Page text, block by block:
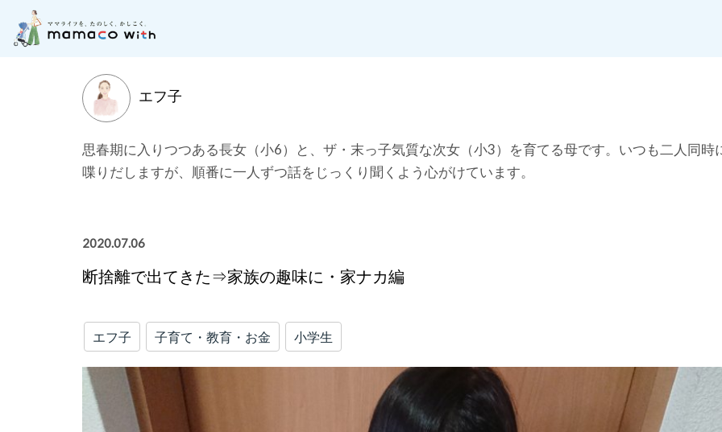
月齢別に記事を探す
エフ子
思春期に入りつつある長女（小6）と、ザ・末っ子気質な次女（小3）を育てる母です。いつも二人同時
喋りだしますが、順番に一人ずつ話をじっくり聞くよう心がけています。
2020.07.06
断捨離で出てきた⇒家族の趣味に・家ナカ編
エフ子 子育て・教育・お金 小学生